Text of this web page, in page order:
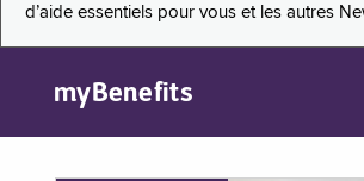
d’aide essentiels pour vous et les autres
myBenefits